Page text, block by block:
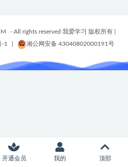
- All rights reserved 我爱学习 版权所有
1
湘公网安备 43040802000191号
开通会员 我的 顶部